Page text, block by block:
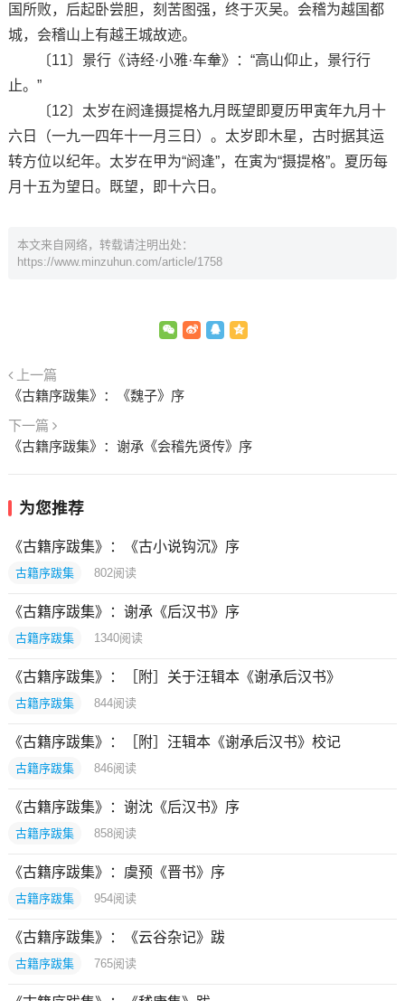
国所败，后起卧尝胆，刻苦图强，终于灭吴。会稽为越国都
城，会稽山上有越王城故迹。
〔11〕景行《诗经·小雅·车軬》：“高山仰止，景行行
止。”
〔12〕太岁在阏逢摄提格九月既望即夏历甲寅年九月十
六日（一九一四年十一月三日）。太岁即木星，古时据其运
转方位以纪年。太岁在甲为“阏逢”，在寅为“摄提格”。夏历每
月十五为望日。既望，即十六日。
本文来自网络，转载请注明出处：
https://www.minzuhun.com/article/1758
上一篇
《古籍序跋集》：《魏子》序
下一篇
《古籍序跋集》：谢承《会稽先贤传》序
为您推荐
《古籍序跋集》：《古小说钩沉》序
古籍序跋集 802阅读
《古籍序跋集》：谢承《后汉书》序
古籍序跋集 1340阅读
《古籍序跋集》：［附］关于汪辑本《谢承后汉书》
古籍序跋集 844阅读
《古籍序跋集》：［附］汪辑本《谢承后汉书》校记
古籍序跋集 846阅读
《古籍序跋集》：谢沈《后汉书》序
古籍序跋集 858阅读
《古籍序跋集》：虞预《晋书》序
古籍序跋集 954阅读
《古籍序跋集》：《云谷杂记》跋
古籍序跋集 765阅读